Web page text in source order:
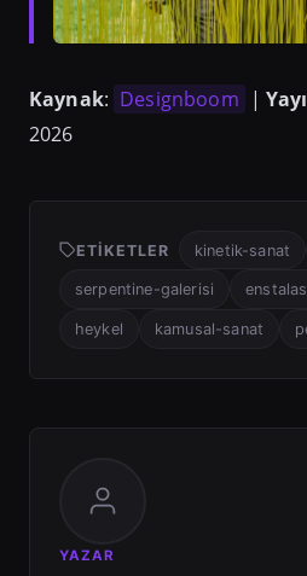
Kaynak: Designboom |
2026
ETIKETLER kinetik-sanat
serpentine-galerisi
heykel kamusal-sanat
YAZAR